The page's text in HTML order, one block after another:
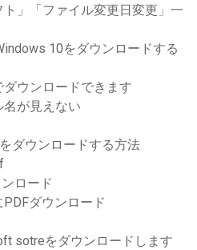
ト」「ファイル変更日変更」一
10をダウンロードする
ウンロードできます
が見えない
ダウンロードする方法
ロード
ダウンロード
sotreをダウンロードします